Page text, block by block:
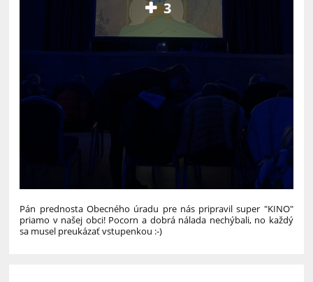
3
Pán prednosta Obecného úradu pre nás pripravil super "KINO"
priamo v našej obci! Pocorn a dobrá nálada nechýbali, no každý
sa musel preukázať vstupenkou :-)